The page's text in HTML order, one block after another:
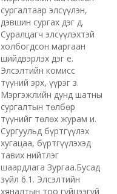
сургалтаар элсүүлэн,
дэвшин сургах дэг д.
Суралцагч элсүүлэхтэй
холбогдсон маргаан
шийдвэрлэх дэг е.
Элсэлтийн комисс
түүний эрх, үүрэг з.
Мэргэжлийн дунд шатны
сургалтын төлбөр
түүнийг төлөх журам и.
Сургуульд бүртгүүлэх
хугацаа, бүртгүүлэхэд
тавих нийтлэг
шаардлага Зургаа.Бусад
зүйл 6.1. Элсэлтийн
хяналтын тоо гүйцээгүй